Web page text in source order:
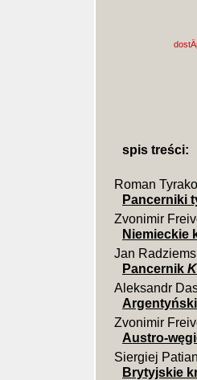
spis treści:
Roman
Pancerniki
Zvonimir
Niemieckie
Jan
Pancernik
Aleksandr
Zvonimir
Austro-
Siergiej
Brytyjskie